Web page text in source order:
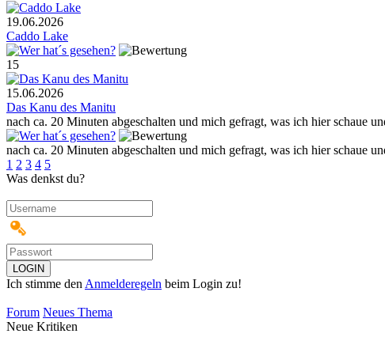
19.06.2026
Caddo Lake
15
15.06.2026
Das Kanu des Manitu
nach ca. 20 Minuten abgeschalten und mich gefragt, was ich hier schaue
nach ca. 20 Minuten abgeschalten und mich gefragt, was ich hier schaue
1 2 3 4 5
Was denkst du?
Ich stimme den Anmelderegeln beim Login zu!
Forum Neues Thema
Neue Kritiken